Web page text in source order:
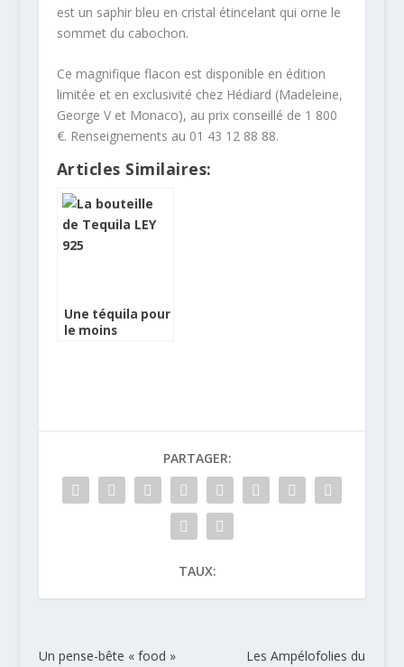
est un saphir bleu en cristal étincelant qui orne le
sommet du cabochon.
Ce magnifique flacon est disponible en édition
limitée et en exclusivité chez Hédiard (Madeleine,
George V et Monaco), au prix conseillé de 1 800
€. Renseignements au 01 43 12 88 88.
Articles Similaires:
Une téquila pour
le moins
PARTAGER:
TAUX:
Un pense-bête « food »
Les Ampélofolies du